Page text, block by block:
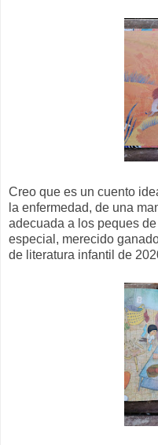
Creo que es un cuento
la enfermedad, de una
adecuada a los peques
especial, merecido
de literatura infantil de